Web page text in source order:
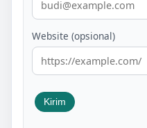
Website (opsional)